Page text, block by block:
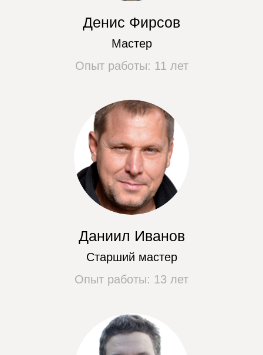
Восстановление контакта в электроцепи
Замена модуля управления
Замена подшипников бака
от 500 руб.
от 1500 руб.
от 1000 руб.
от 3000 руб.
Перезвоните мне
Не нашли своей поломки? Закажите
бесплатный обратный звонок, мы
перезвоним и проконсультируем вас.